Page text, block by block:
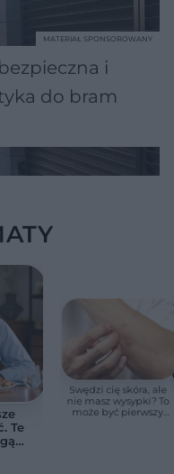
i
do bram
MATERIAŁ SPONSOROWANY
Te
Swędzi cię skóra, ale
nie masz wysypki? To
może być pierwszy